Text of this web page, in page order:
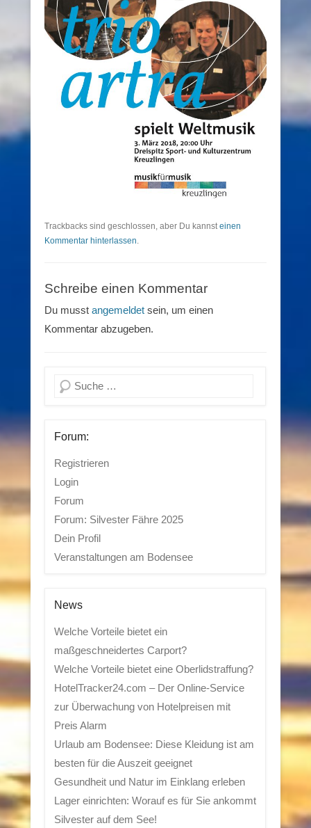
Trackbacks sind geschlossen, aber Du kannsteinen
Kommentar hinterlassen.
Schreibe einen Kommentar
Du musst angemeldet sein, um einen
Kommentar abzugeben.
Suchen
Forum:
Registrieren
Login
Forum
Forum: Silvester Fähre 2025
Dein Profil
Veranstaltungen am Bodensee
News
Welche Vorteile bietet ein
maßgeschneidertes Carport?
Welche Vorteile bietet eine Oberlidstraffung?
HotelTracker24.com – Der Online-Service
zur Überwachung von Hotelpreisen mit
Preis Alarm
Urlaub am Bodensee: Diese Kleidung ist am
besten für die Auszeit geeignet
Gesundheit und Natur im Einklang erleben
Lager einrichten: Worauf es für Sie ankommt
Silvester auf dem See!